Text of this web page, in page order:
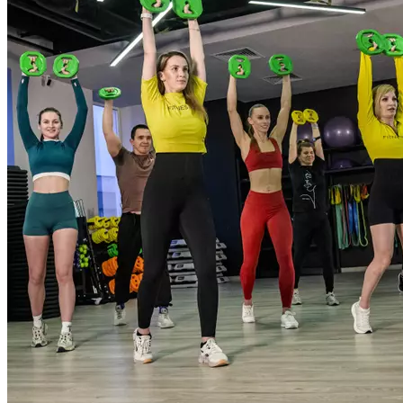
хореографией, с использованием штанги с оптимальным
весом и контроля высококвалифицированных инструкторов
вы можете получить эффект и результаты, которые так долго
искали. Для всех уровней подготовленности.
Продолжительность 55 мин.